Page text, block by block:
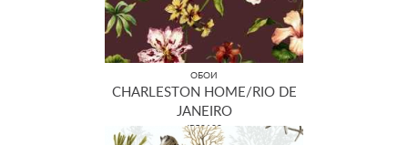
ОБОИ
CHARLESTON HOME/RIO DE
JANEIRO
JB50109